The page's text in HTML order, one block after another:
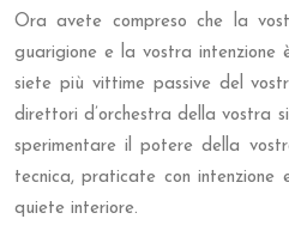
Ora avete compreso che la
guarigione e la vostra
siete più vittime passive del
direttori d’orchestra della vostra
sperimentare il potere della
tecnica, praticate con intenzione
quiete interiore.